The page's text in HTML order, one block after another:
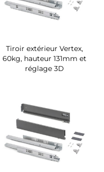
Tiroir extérieur Vertex,
60kg, hauteur 131mm et
réglage 3D